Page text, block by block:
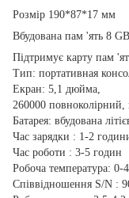
Розмір 190*87*17 мм
Вбудована пам 'ять 8 GB
Підтримує карту пам
Тип: портативная
Екран: 5,1 дюйма,
260000
Батарея: вбудована
Час зарядки : 1-2
Час роботи : 3-5 годин
Робоча температура: 0-
Співвідношення S/N :